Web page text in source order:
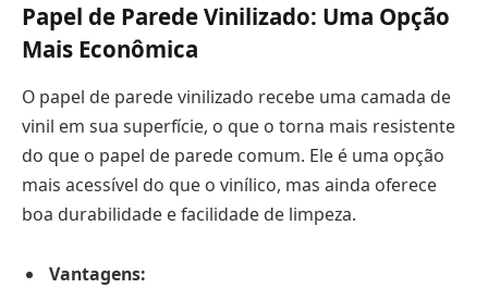
Papel de Parede Vinilizado: Uma Opção
Mais Econômica
O papel de parede vinilizado recebe uma camada de
vinil em sua superfície, o que o torna mais resistente
do que o papel de parede comum. Ele é uma opção
mais acessível do que o vinílico, mas ainda oferece
boa durabilidade e facilidade de limpeza.
Vantagens: